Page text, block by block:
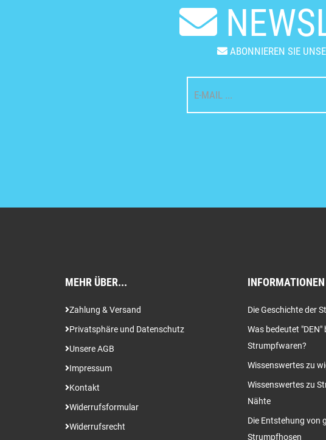
ABONNIEREN SIE
MEHR ÜBER...
Zahlung & Versand
Privatsphäre und Datenschutz
Unsere AGB
Impressum
Kontakt
Widerrufsformular
Widerrufsrecht
INFORMATIONEN
Die Geschichte der
Was bedeutet "DEN"
Strumpfwaren?
Wissenswertes zu
Wissenswertes zu
Nähte
Die Entstehung von
Strumpfhosen